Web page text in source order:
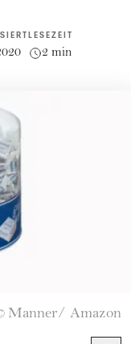
LESEZEIT
2 min
Manner/ Amazon